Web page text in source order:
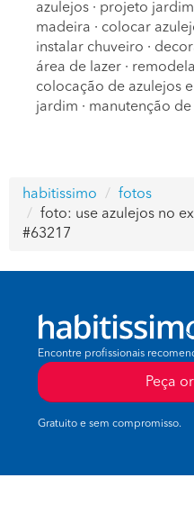
azulejos · projeto jardim
madeira · colocar
instalar chuveiro ·
área de lazer ·
colocação de azulejos
jardim · manutenção
habitissimo
fotos
foto: use azulejos no
#63217
Encontre profissionais
Peça
Gratuito e sem compromisso.